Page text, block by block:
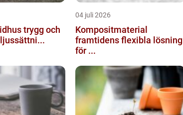
och
04 juli 2026
Kompositmaterial
framtidens flexibla lösning
för ...